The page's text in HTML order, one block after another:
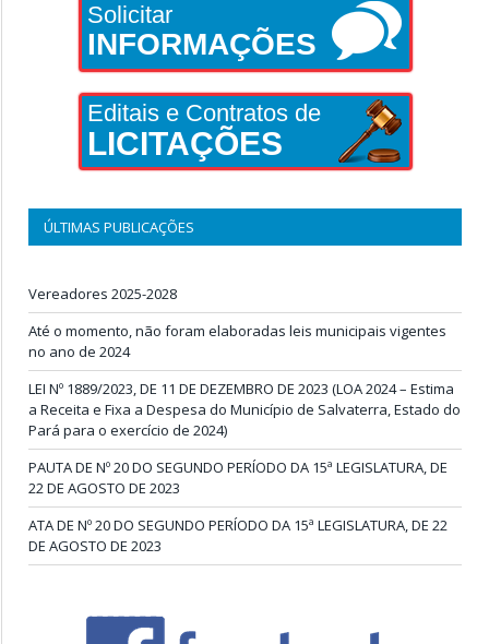
Solicitar
INFORMAÇÕES
Editais e Contratos de
LICITAÇÕES
ÚLTIMAS PUBLICAÇÕES
Vereadores 2025-2028
Até o momento, não foram elaboradas leis municipais vigentes
no ano de 2024
LEI Nº 1889/2023, DE 11 DE DEZEMBRO DE 2023 (LOA 2024 – Estima
a Receita e Fixa a Despesa do Município de Salvaterra, Estado do
Pará para o exercício de 2024)
PAUTA DE Nº 20 DO SEGUNDO PERÍODO DA 15ª LEGISLATURA, DE
22 DE AGOSTO DE 2023
ATA DE Nº 20 DO SEGUNDO PERÍODO DA 15ª LEGISLATURA, DE 22
DE AGOSTO DE 2023